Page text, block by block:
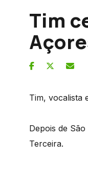
Tim
Tim, vocalista
Depois de
Terceira.